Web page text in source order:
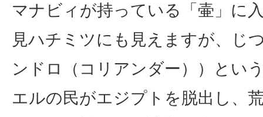
マナビィが持っている「壷」に
見ハチミツにも見えますが、じ
ンドロ（コリアンダー））とい
エルの民がエジプトを脱出し、